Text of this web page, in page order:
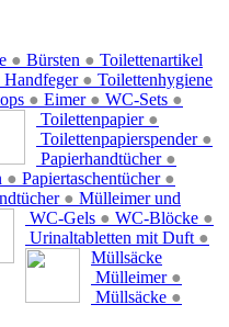
● Bürsten ●
Handfeger ●
● Eimer ● WC-Sets ●
Toilettenartikel
Toilettenpapier ●
Toilettenpapierspender ●
Papierhandtücher ●
● Papiertaschentücher ●
●
Toilettenhygiene
WC-Gels ● WC-Blöcke ●
Urinaltabletten mit Duft ●
Mülleimer und
Müllsäcke
Mülleimer ●
Müllsäcke ●